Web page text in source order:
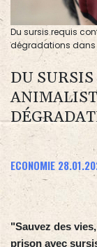
Du sursis requis
dégradations dans
DU
ECONOMIE
"Sauvez des
prison avec